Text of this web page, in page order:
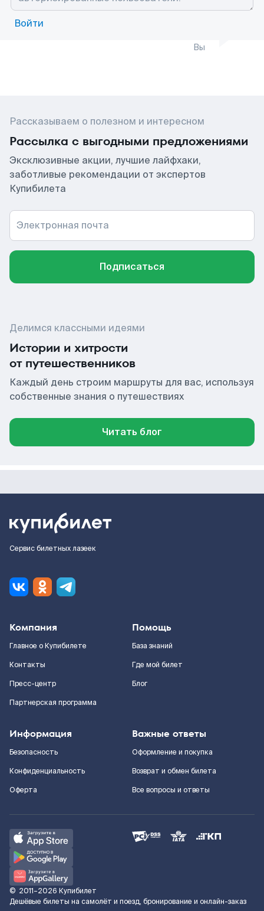
Войти
Вы
Рассказываем о полезном и интересном
Рассылка с выгодными предложениями
Эксклюзивные акции, лучшие лайфхаки,
заботливые рекомендации от экспертов
Купибилета
Электронная почта
Подписаться
Делимся классными идеями
Истории и хитрости
от путешественников
Каждый день строим маршруты для вас, используя
собственные знания о путешествиях
Читать блог
Сервис билетных лазеек
Компания
Главное о Купибилете
Контакты
Пресс-центр
Партнерская программа
Помощь
База знаний
Где мой билет
Блог
Информация
Безопасность
Конфиденциальность
Оферта
Важные ответы
Оформление и покупка
Возврат и обмен билета
Все вопросы и ответы
© 2011–2026 Купибилет
Дешёвые билеты на самолёт и поезд, бронирование и онлайн-заказ